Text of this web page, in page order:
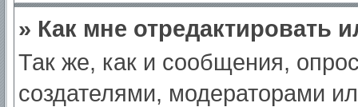
» Как мне отредактировать
Так же, как и сообщения,
создателями, модераторами